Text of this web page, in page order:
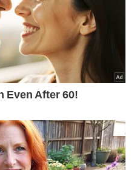
original não faça mais
o adorno alteraria
O quadradinho
um elo sutil com o
deautenticidade
características
e mantém viva a
deconfecção de
cumpre perfeitamente
atradição da modae